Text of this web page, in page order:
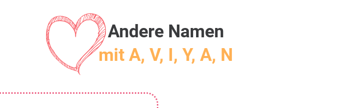
Andere Namen
mit A, V, I, Y, A, N